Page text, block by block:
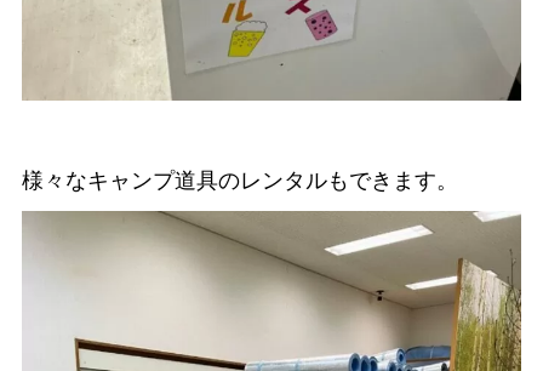
様々なキャンプ道具のレンタルもできます。